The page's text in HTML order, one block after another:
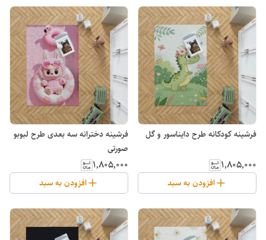
فرشینه کودکانه طرح دایناسور و گل
۱٬۸۰۵٬۰۰۰
افزودن به سبد
فرشینه دخترانه سه بعدی طرح لبوبو
صورتی
۱٬۸۰۵٬۰۰۰
افزودن به سبد